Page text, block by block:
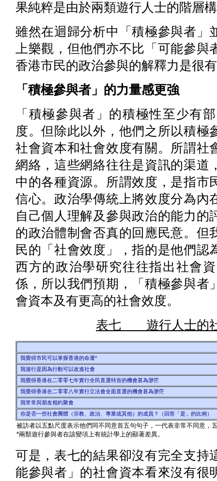
果純粹是由於兩類遊行人士的階層
雖然在迴歸分析中「積極參與者」
上樂觀，但他們亦不比「可能參
香港市民的政治參與的解釋力是很
「積極參與者」的力量感更強
「積極參與者」的積極性至少有
度。但除此以外，他們之所以積
社會資本和社會效度有關。所謂社
網絡，這些網絡往往是資訊的渠道
中的各種資源。所謂效度，是指市
信心。政治學傳統上將效度分為內
自己個人理解及參與政治的能力
的政治體制會否真的回應民意。但
民的「社會效度」，指的是他們
西方的政治學研究往往指出社會
係，所以我們預期，「積極參與者
會資本及有更高的社會效度。
表七 遊行人士的社
我覺得市民可以掌握香港的命運*
我遊行是因為行動可以改進社會
我覺得香港在二零零七年實行全民直選特首的機會甚為渺茫
我覺得香港在二零零八年實行立法會全面直選的機會甚為渺茫
我常常與朋友相約聚會
你是否一些社會團體（宗教、政治、專業或其他）的成員？（回答「是」的比例）
被訪者以五點尺度表示他們同不同意首五句句子，一代表非常不同意，
*兩類遊行參與者在該變項上有統計學上的顯著差異。
可是，表七的結果卻沒有完全支持
能參與者」的社會資本看來沒有很